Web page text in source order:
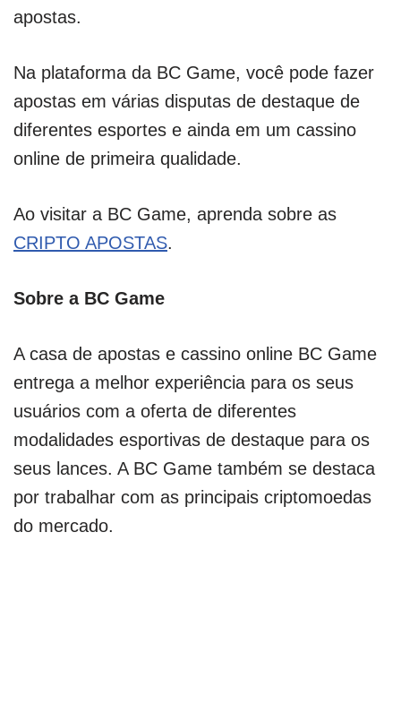
apostas.
Na plataforma da BC Game, você pode fazer
apostas em várias disputas de destaque de
diferentes esportes e ainda em um cassino
online de primeira qualidade.
Ao visitar a BC Game, aprenda sobre as
CRIPTO APOSTAS.
Sobre a BC Game
A casa de apostas e cassino online BC Game
entrega a melhor experiência para os seus
usuários com a oferta de diferentes
modalidades esportivas de destaque para os
seus lances. A BC Game também se destaca
por trabalhar com as principais criptomoedas
do mercado.